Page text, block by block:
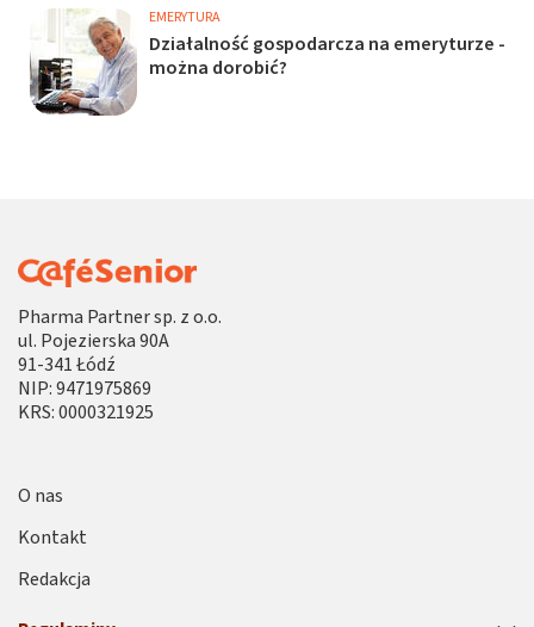
EMERYTURA
Działalność gospodarcza na emeryturze -
można dorobić?
Pharma Partner sp. z o.o.
ul. Pojezierska 90A
91-341 Łódź
NIP: 9471975869
KRS: 0000321925
O nas
Kontakt
Redakcja